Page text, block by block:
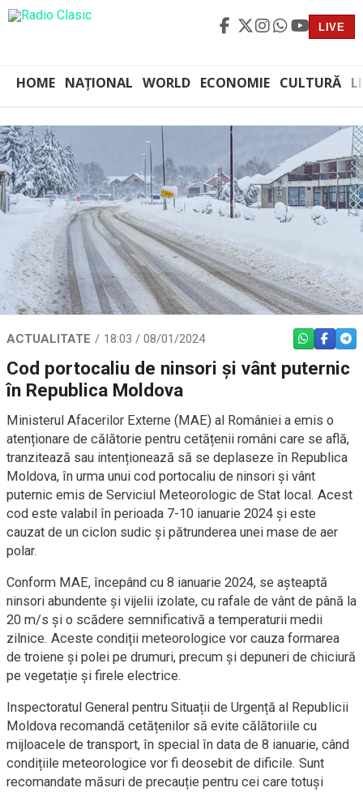
LIVE
HOME NAȚIONAL WORLD ECONOMIE CULTURĂ
ACTUALITATE 18:03 / 08/01/2024 WHATSAPP
Cod portocaliu de ninsori și vânt puternic
în Republica Moldova
Ministerul Afacerilor Externe (MAE) al României a emis o
atenționare de călătorie pentru cetățenii români care se află,
tranzitează sau intenționează să se deplaseze în Republica
Moldova, în urma unui cod portocaliu de ninsori și vânt
puternic emis de Serviciul Meteorologic de Stat local. Acest
cod este valabil în perioada 7-10 ianuarie 2024 și este
cauzat de un ciclon sudic și pătrunderea unei mase de aer
polar.
Conform MAE, începând cu 8 ianuarie 2024, se așteaptă
ninsori abundente și vijelii izolate, cu rafale de vânt de până la
20 m/s și o scădere semnificativă a temperaturii medii
zilnice. Aceste condiții meteorologice vor cauza formarea
de troiene și polei pe drumuri, precum și depuneri de chiciură
pe vegetație și firele electrice.
Inspectoratul General pentru Situații de Urgență al Republicii
Moldova recomandă cetățenilor să evite călătoriile cu
mijloacele de transport, în special în data de 8 ianuarie, când
condițiile meteorologice vor fi deosebit de dificile. Sunt
recomandate măsuri de precauție pentru cei care totuși